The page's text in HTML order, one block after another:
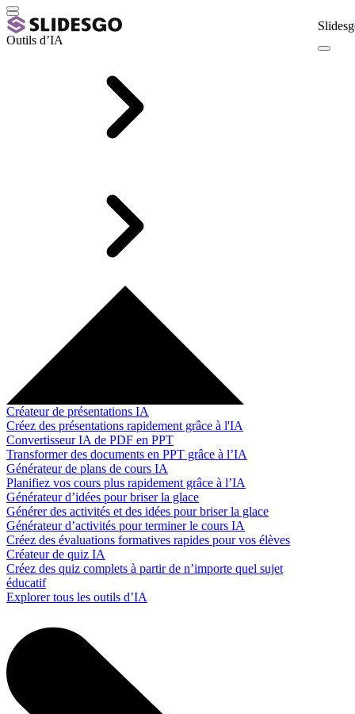
Outils d’IA
Créateur de présentations IA
Créez des présentations rapidement grâce à l'IA
Convertisseur IA de PDF en PPT
Transformer des documents en PPT grâce à l’IA
Générateur de plans de cours IA
Planifiez vos cours plus rapidement grâce à l’IA
Générateur d’idées pour briser la glace
Générer des activités et des idées pour briser la glace
Générateur d’activités pour terminer le cours IA
Créez des évaluations formatives rapides pour vos élèves
Créateur de quiz IA
Créez des quiz complets à partir de n’importe quel sujet
éducatif
Explorer tous les outils d’IA